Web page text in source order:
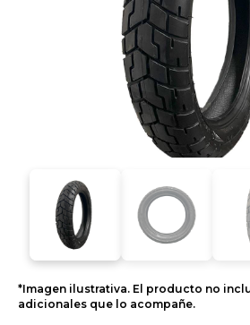
*Imagen ilustrativa. El producto no
adicionales que lo acompañe.